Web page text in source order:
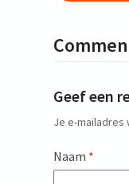
Geef een
Je e-
Naam *